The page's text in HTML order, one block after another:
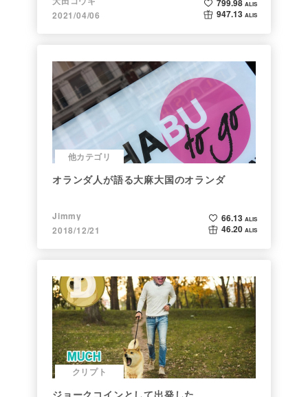
2021/04/06
799.98 ALIS
947.13 ALIS
他カテゴリ
オランダ人が語る大麻大国のオランダ
Jimmy
2018/12/21
66.13 ALIS
46.20 ALIS
クリプト
ジョークコインとして出発した